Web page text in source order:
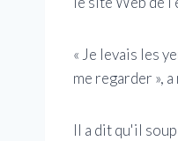
« Je levais les
me regarder »,
Il a dit qu'il